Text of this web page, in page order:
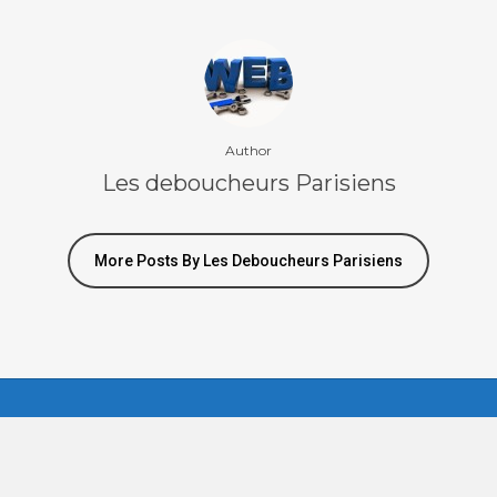
Author
Les deboucheurs Parisiens
More Posts By Les Deboucheurs Parisiens
c’est la garantie
Nous sommes à
environs 7j/7 et 24h/24.